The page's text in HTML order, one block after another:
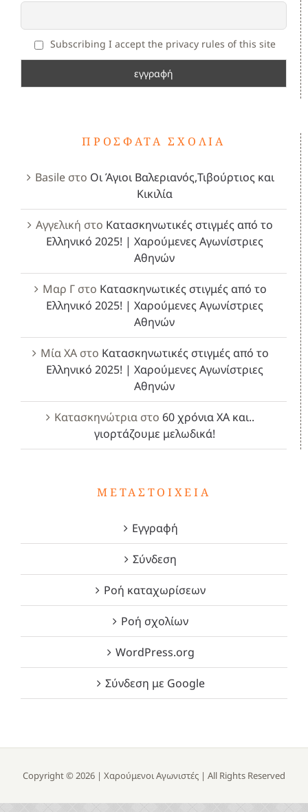
Subscribing I accept the privacy rules of this site
ΠΡΌΣΦΑΤΑ ΣΧΌΛΙΑ
Basileστο Οι Άγιοι Βαλεριανός,Τιβούρτιος και
Κικιλία
Αγγελική στο Κατασκηνωτικές στιγμές από το
Ελληνικό 2025! | Χαρούμενες Αγωνίστριες
Αθηνών
Μαρ Γστο Κατασκηνωτικές στιγμές από το
Ελληνικό 2025! | Χαρούμενες Αγωνίστριες
Αθηνών
Μία ΧΑστο Κατασκηνωτικές στιγμές από το
Ελληνικό 2025! | Χαρούμενες Αγωνίστριες
Αθηνών
Κατασκηνώτρια στο 60 χρόνια ΧΑ και..
γιορτάζουμε μελωδικά!
ΜΕΤΑΣΤΟΙΧΕΊΑ
Εγγραφή
Σύνδεση
Ροή καταχωρίσεων
Ροή σχολίων
WordPress.org
Σύνδεση με Google
Copyright © 2026 | Χαρούμενοι Αγωνιστές | All Rights Reserved